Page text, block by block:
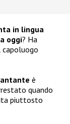
in lingua
oggi? Ha
è
quando
piuttosto